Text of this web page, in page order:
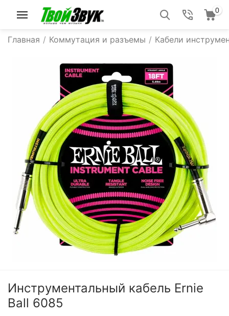
0
Главная / Коммутация и разъемы / Кабели
Инструментальный кабель Ernie
Ball 6085